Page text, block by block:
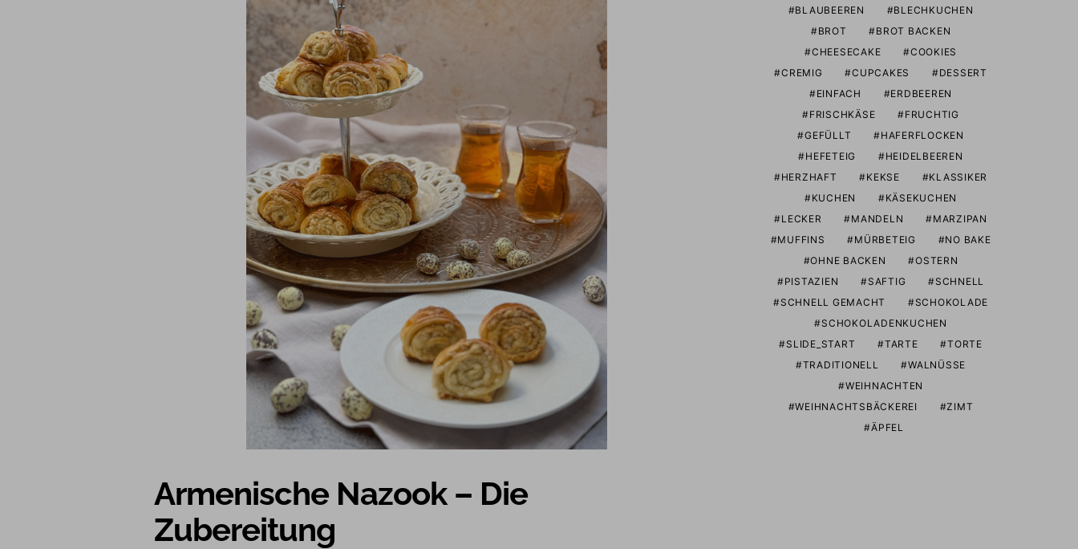
Armenische Nazook – Die
Zubereitung
BLAUBEEREN
BLECHKUCHEN
BROT
BROT BACKEN
CHEESECAKE
COOKIES
CREMIG
CUPCAKES
DESSERT
EINFACH
ERDBEEREN
FRISCHKÄSE
FRUCHTIG
GEFÜLLT
HAFERFLOCKEN
HEFETEIG
HEIDELBEEREN
HERZHAFT
KEKSE
KLASSIKER
KUCHEN
KÄSEKUCHEN
LECKER
MANDELN
MARZIPAN
MUFFINS
MÜRBETEIG
NO BAKE
OHNE BACKEN
OSTERN
PISTAZIEN
SAFTIG
SCHNELL
SCHNELL GEMACHT
SCHOKOLADE
SCHOKOLADENKUCHEN
SLIDE_START
TARTE
TORTE
TRADITIONELL
WALNÜSSE
WEIHNACHTEN
WEIHNACHTSBÄCKEREI
ZIMT
ÄPFEL